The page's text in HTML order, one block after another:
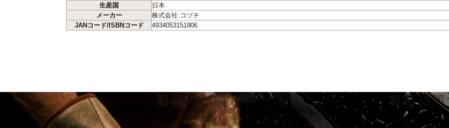
生産国
日本
メーカー
株式会社 コヅチ
JANコード/ISBNコード
4934053151906
製品のご購入 製品に